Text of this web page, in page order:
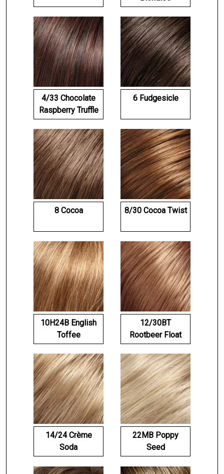
4/33 Chocolate
Raspberry Truffle
6 Fudgesicle
8 Cocoa 8/30 Cocoa Twist
10H24B English
Toffee
12/30BT
Rootbeer Float
14/24 Crème
Soda
22MB Poppy
Seed